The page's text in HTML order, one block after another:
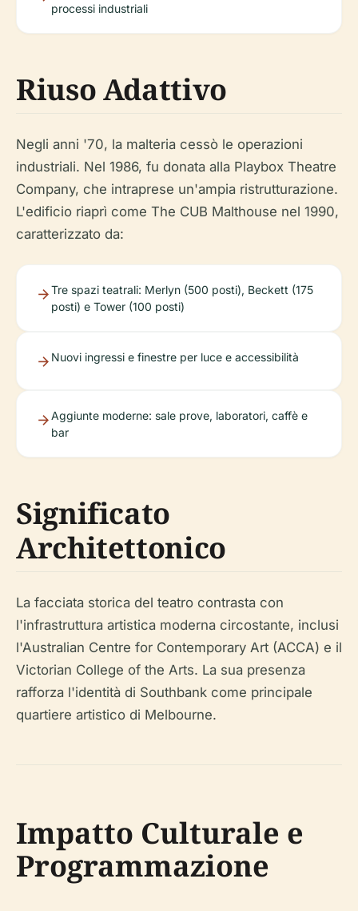
processi industriali
Riuso Adattivo
Negli anni '70, la malteria cessò le operazioni
industriali. Nel 1986, fu donata alla Playbox Theatre
Company, che intraprese un'ampia ristrutturazione.
L'edificio riaprì come The CUB Malthouse nel 1990,
caratterizzato da:
Tre spazi teatrali: Merlyn (500 posti), Beckett (175
posti) e Tower (100 posti)
Nuovi ingressi e finestre per luce e accessibilità
Aggiunte moderne: sale prove, laboratori, caffè e
bar
Significato
Architettonico
La facciata storica del teatro contrasta con
l'infrastruttura artistica moderna circostante, inclusi
l'Australian Centre for Contemporary Art (ACCA) e il
Victorian College of the Arts. La sua presenza
rafforza l'identità di Southbank come principale
quartiere artistico di Melbourne.
Impatto Culturale e
Programmazione